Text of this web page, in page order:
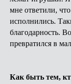
мне ответили,
исполнились.
благодарность.
превратился в
Как быть тем,